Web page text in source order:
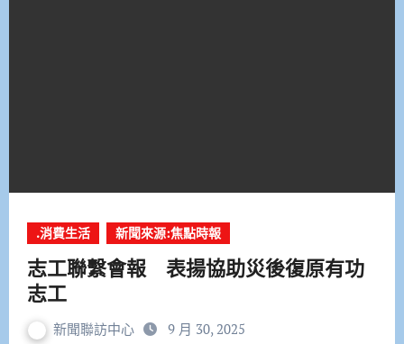
.消費生活 新聞來源:焦點時報
志工聯繫會報 表揚協助災後復原有功
志工
新聞聯訪中心 9 月 30, 2025